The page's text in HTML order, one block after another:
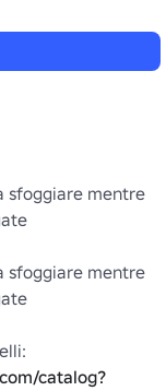
sfoggiare mentre
sfoggiare mentre
catalog?